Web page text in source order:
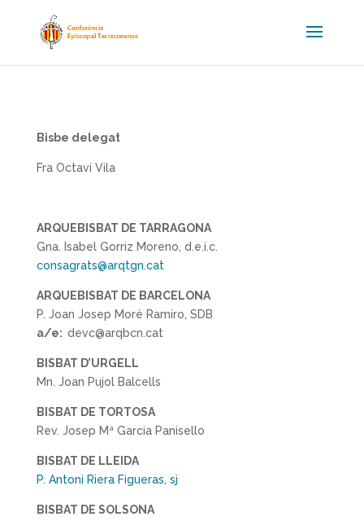
Bisbe delegat
Fra Octavi Vila
ARQUEBISBAT DE TARRAGONA
Gna. Isabel Gorriz Moreno, d.e.i.c.
consagrats@arqtgn.cat
ARQUEBISBAT DE BARCELONA
P. Joan Josep Moré Ramiro, SDB
a/e: devc@arqbcn.cat
BISBAT D’URGELL
Mn. Joan Pujol Balcells
BISBAT DE TORTOSA
Rev. Josep Mª Garcia Panisello
BISBAT DE LLEIDA
P. Antoni Riera Figueras, sj
BISBAT DE SOLSONA